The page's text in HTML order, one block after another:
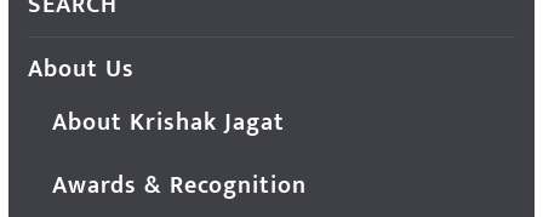
About Us
About Krishak Jagat
Awards & Recognition